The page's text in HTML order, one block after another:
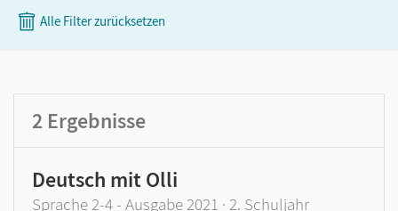
GER-Niveau
Alle Filter zurücksetzen
2 Ergebnisse
Deutsch mit Olli
Sprache 2-4 - Ausgabe 2021 · 2. Schuljahr